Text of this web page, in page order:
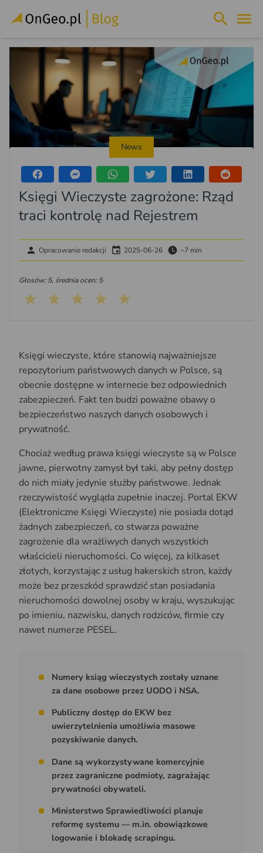
News
Księgi Wieczyste zagrożone: Rząd
traci kontrolę nad Rejestrem
Opracowanie redakcji 2025-06-26 ~7 min
Głosów: 5, średnia ocen: 5
Księgi wieczyste, które stanowią najważniejsze
repozytorium państwowych danych w Polsce, są
obecnie dostępne w internecie bez odpowiednich
zabezpieczeń. Fakt ten budzi poważne obawy o
bezpieczeństwo naszych danych osobowych i
prywatność.
Chociaż według prawa księgi wieczyste są w Polsce
jawne, pierwotny zamysł był taki, aby pełny dostęp
do nich miały jedynie służby państwowe. Jednak
rzeczywistość wygląda zupełnie inaczej. Portal EKW
(Elektroniczne Księgi Wieczyste) nie posiada dotąd
żadnych zabezpieczeń, co stwarza poważne
zagrożenie dla wrażliwych danych wszystkich
właścicieli nieruchomości. Co więcej, za kilkaset
złotych, korzystając z usług hakerskich stron, każdy
może bez przeszkód sprawdzić stan posiadania
nieruchomości dowolnej osoby w kraju, wyszukując
po imieniu, nazwisku, danych rodziców, firmie czy
nawet numerze PESEL.
Numery ksiąg wieczystych zostały uznane
za dane osobowe przez UODO i NSA.
Publiczny dostęp do EKW bez
uwierzytelnienia umożliwia masowe
pozyskiwanie danych.
Dane są wykorzystywane komercyjnie
przez zagraniczne podmioty, zagrażając
prywatności obywateli.
Ministerstwo Sprawiedliwości planuje
reformę systemu — m.in. obowiązkowe
logowanie i blokadę scrapingu.